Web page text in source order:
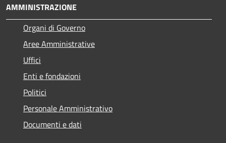
AMMINISTRAZIONE
Organi di Governo
Aree Amministrative
Uffici
Enti e fondazioni
Politici
Personale Amministrativo
Documenti e dati